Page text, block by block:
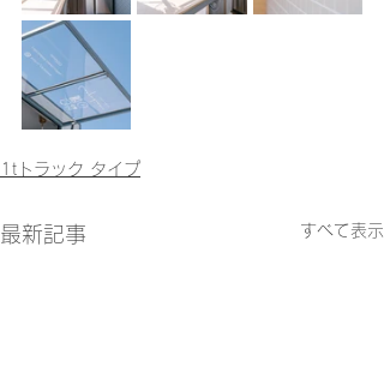
1tトラック タイプ
最新記事 すべて表示